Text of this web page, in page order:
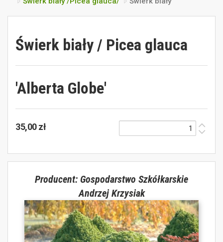
Świerk biały / Picea glauca
'Alberta Globe'
35,00 zł
Producent: Gospodarstwo Szkółkarskie
Andrzej Krzysiak